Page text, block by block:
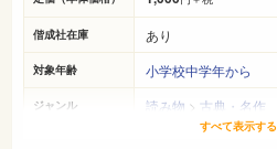
偕成社在庫 あり
対象年齢 小学校中学年から
ジャンル 読み物 > 古典・名作
すべて表示する